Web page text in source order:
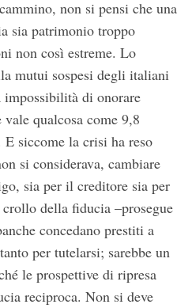
non si pensi che una
sia patrimonio troppo
non così estreme. Lo
mutui sospesi degli italiani
di onorare
qualcosa come 9,8
siccome la crisi ha reso
si considerava, cambiare
sia per il creditore sia per
della fiducia –prosegue
concedano prestiti a
per tutelarsi; sarebbe un
le prospettive di ripresa
reciproca. Non si deve